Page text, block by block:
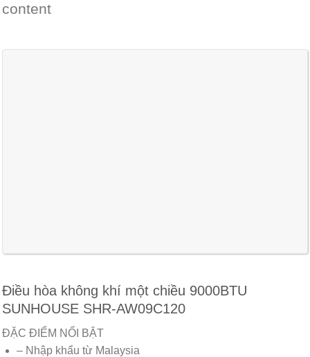
content
Điều hòa không khí một chiều 9000BTU
SUNHOUSE SHR-AW09C120
ĐẶC ĐIỂM NỔI BẬT
– Nhập khẩu từ Malaysia